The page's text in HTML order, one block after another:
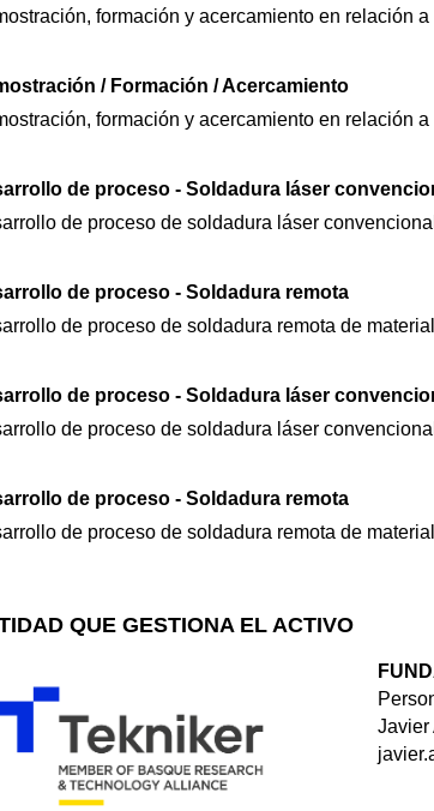
formación y acercamiento en relación
/ Formación / Acercamiento
formación y acercamiento en relación
de proceso - Soldadura láser
de proceso de soldadura láser
de proceso - Soldadura remota
de proceso de soldadura remota de
de proceso - Soldadura láser
de proceso de soldadura láser
de proceso - Soldadura remota
de proceso de soldadura remota de
QUE GESTIONA EL ACTIVO
Javier